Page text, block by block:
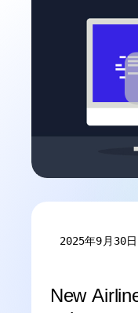
2025年9月30日
New